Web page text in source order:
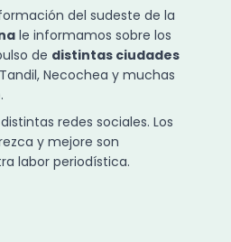
del sudeste de la
le informamos sobre los
de distintas ciudades
Necochea y muchas
redes sociales. Los
y mejore son
labor periodística.